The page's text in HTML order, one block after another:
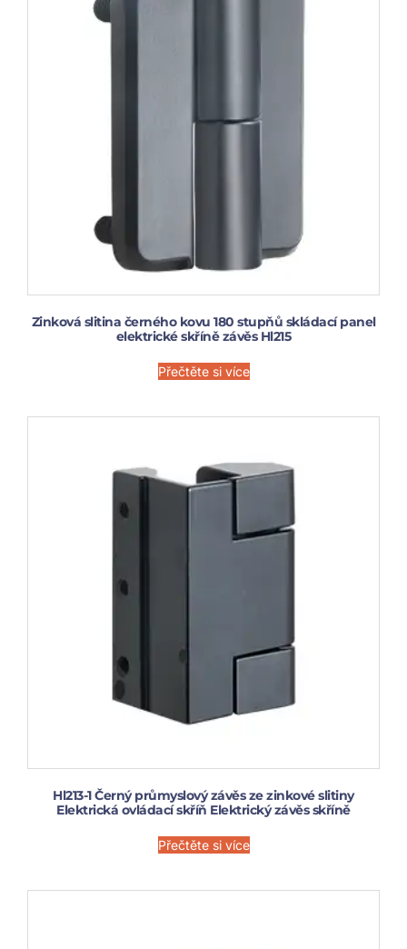
Zinková slitina černého kovu 180 stupňů skládací panel
elektrické skříně závěs Hl215
Přečtěte si více
Hl213-1 Černý průmyslový závěs ze zinkové slitiny
Elektrická ovládací skříň Elektrický závěs skříně
Přečtěte si více